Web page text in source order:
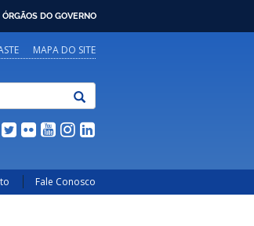
ÓRGÃOS DO GOVERNO
MAPA DO SITE
Fale Conosco